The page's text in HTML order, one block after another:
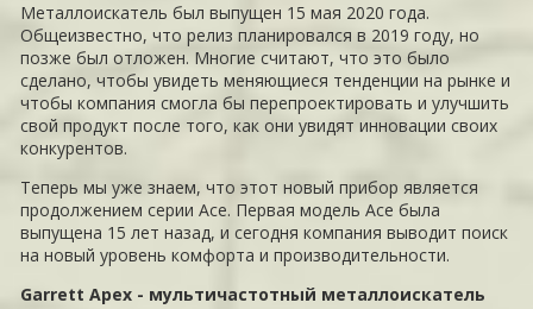
Металлоискатель был выпущен 15 мая 2020 года.
Общеизвестно, что релиз планировался в 2019 году, но
позже был отложен. Многие считают, что это было
сделано, чтобы увидеть меняющиеся тенденции на рынке и
чтобы компания смогла бы перепроектировать и улучшить
свой продукт после того, как они увидят инновации своих
конкурентов.
Теперь мы уже знаем, что этот новый прибор является
продолжением серии Ace. Первая модель Ace была
выпущена 15 лет назад, и сегодня компания выводит поиск
на новый уровень комфорта и производительности.
Garrett Apex - мультичастотный металлоискатель